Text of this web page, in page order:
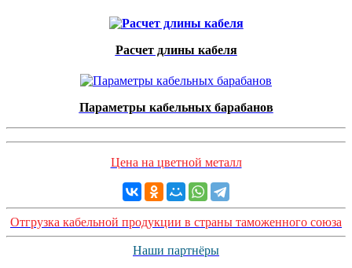
Расчет длины кабеля
Параметры кабельных барабанов
Цена на цветной металл
Отгрузка кабельной продукции в страны таможенного союза
Наши партнёры